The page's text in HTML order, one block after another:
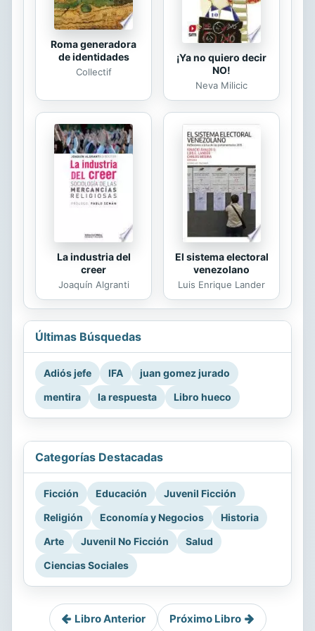
Roma generadora
de identidades
Collectif
¡Ya no quiero decir
NO!
Neva Milicic
La industria del
creer
Joaquín Algranti
El sistema electoral
venezolano
Luis Enrique Lander
Últimas Búsquedas
Adiós jefe IFA
juan gomez jurado
mentira
la respuesta Libro hueco
Categorías Destacadas
Ficción Educación
Juvenil Ficción
Religión
Economía y Negocios
Historia
Arte
Juvenil No Ficción
Salud
Ciencias Sociales
Libro Anterior Próximo Libro